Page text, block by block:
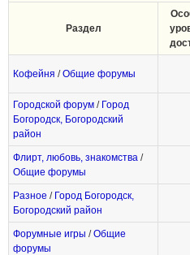
Раздел
Кофейня /Общие форумы
Городской форум / Город
Богородск, Богородский
район
Флирт, любовь, знакомства /
Общие форумы
Разное / Город Богородск,
Богородский район
Форумные игры /Общие
форумы